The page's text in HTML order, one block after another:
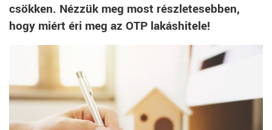
csökken. Nézzük meg most részletesebben,
hogy miért éri meg az OTP lakáshitele!